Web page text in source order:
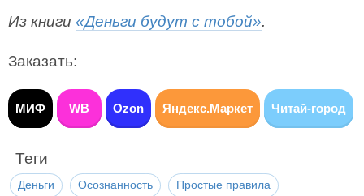
Из книги «Деньги будут с тобой».
Заказать:
МИФ WB Ozon Яндекс.Маркет Читай-город
Теги
Деньги Осознанность Простые правила